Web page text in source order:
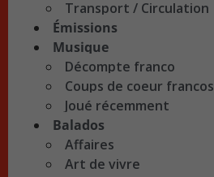
Transport / Circulation
Émissions
Musique
Décompte franco
Coups de coeur francos
Joué récemment
Balados
Affaires
Art de vivre